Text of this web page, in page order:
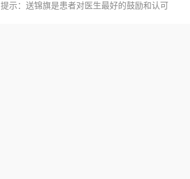
提示：送锦旗是患者对医生最好的鼓励和认可